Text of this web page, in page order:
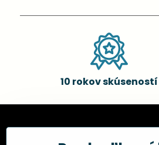
10 rokov skúseností
Kadernícke potreby,